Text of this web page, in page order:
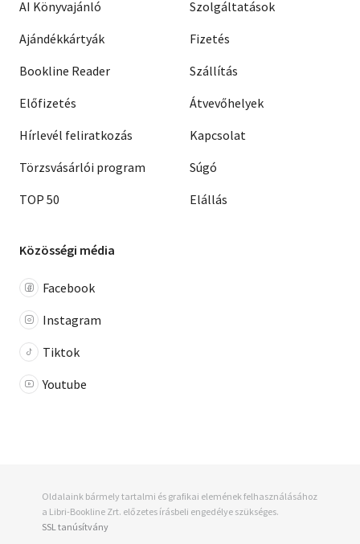
AI Könyvajánló
Ajándékkártyák
Bookline Reader
Előfizetés
Hírlevél feliratkozás
Törzsvásárlói program
TOP 50
Szolgáltatások
Fizetés
Szállítás
Átvevőhelyek
Kapcsolat
Súgó
Elállás
Közösségi média
Facebook
Instagram
Tiktok
Youtube
Oldalaink bármely tartalmi és grafikai elemének felhasználásához
a Libri-Bookline Zrt. előzetes írásbeli engedélye szükséges.
SSL tanúsítvány